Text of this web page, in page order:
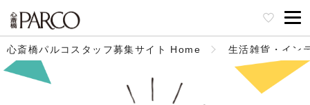
心斎橋パルコスタッフ募集サイト Home 生活雑貨・イン